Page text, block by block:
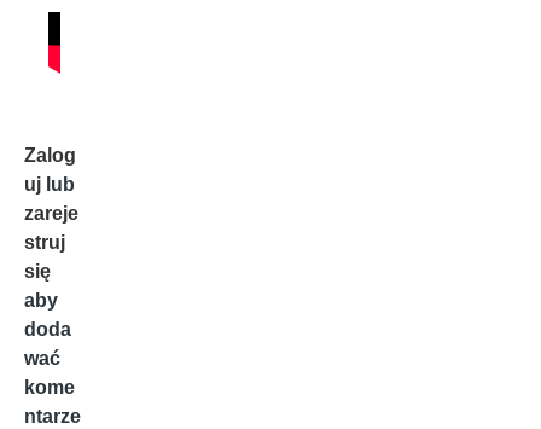
Zalog
uj lub
zareje
struj
się
aby
doda
wać
kome
ntarze